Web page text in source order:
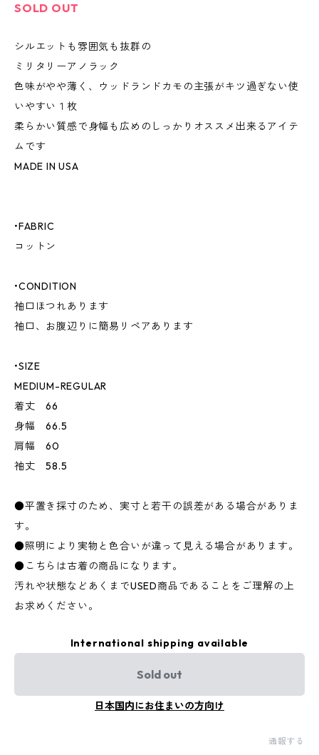
SOLD OUT
シルエットも雰囲気も抜群の
ミリタリーアノラック
色味がやや薄く、ウッドランドカモの主張がキツ過ぎない使
いやすい１枚
柔らかい質感で身幅も広めのしっかりオススメ出来るアイテ
ムです
MADE IN USA
•FABRIC
コットン
•CONDITION
袖口ほつれあります
袖口、お腹辺りに簡易リペアあります
•SIZE
MEDIUM-REGULAR
着丈 66
身幅 66.5
肩幅 60
袖丈 58.5
●平置き採寸のため、実寸と若干の誤差がある場合がありま
す。
●照明により実物と色合いが違って見える場合があります。
●こちらは古着の商品になります。
汚れや状態などあくまでUSED商品であることをご理解の上
お求めください。
International shipping available
Sold out
日本国内にお住まいの方向け
通報する